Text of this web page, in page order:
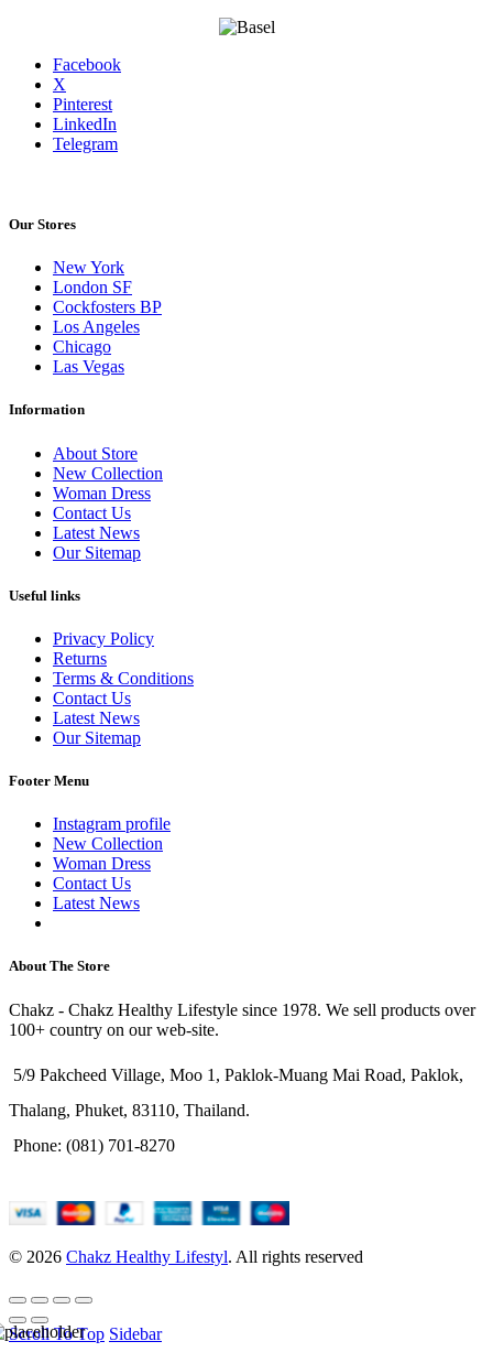
Facebook
X
Pinterest
LinkedIn
Telegram
Our Stores
New York
London SF
Cockfosters BP
Los Angeles
Chicago
Las Vegas
Information
About Store
New Collection
Woman Dress
Contact Us
Latest News
Our Sitemap
Useful links
Privacy Policy
Returns
Terms & Conditions
Contact Us
Latest News
Our Sitemap
Footer Menu
Instagram profile
New Collection
Woman Dress
Contact Us
Latest News
About The Store
Chakz - Chakz Healthy Lifestyle since 1978. We sell products over
100+ country on our web-site.
5/9 Pakcheed Village, Moo 1, Paklok-Muang Mai Road, Paklok,
Thalang, Phuket, 83110, Thailand.
Phone: (081) 701-8270
© 2026 Chakz Healthy Lifestyl. All rights reserved
Scroll To Top Sidebar